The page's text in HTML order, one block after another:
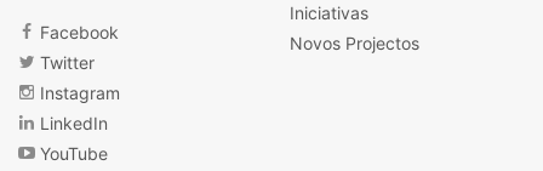
Facebook
Twitter
Instagram
LinkedIn
YouTube
Iniciativas
Novos Projectos